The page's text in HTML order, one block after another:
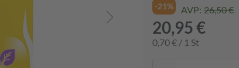
-21% AVP: 26,50 €
20,95 €
0,70 € / 1 St